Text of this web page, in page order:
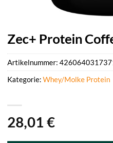
Zec+ Protein
28,01 €
Artikelnummer:
Kategorie: Whey/Molke Protein